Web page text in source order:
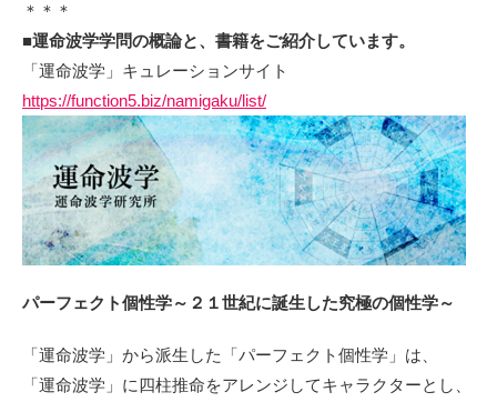
＊＊＊
■運命波学学問の概論と、書籍をご紹介しています。
「運命波学」キュレーションサイト
https://function5.biz/namigaku/list/
パーフェクト個性学～２１世紀に誕生した究極の個性学～
「運命波学」から派生した「パーフェクト個性学」は、
「運命波学」に四柱推命をアレンジしてキャラクターとし、